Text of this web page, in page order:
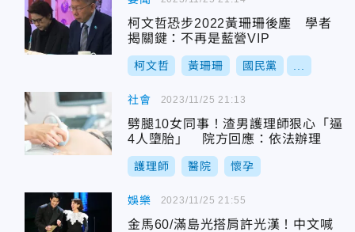
柯文哲恐步2022黃珊珊後塵 學者
揭關鍵：不再是藍營VIP
柯文哲 黃珊珊 國民黨
社會
劈腿10女同事！渣男護理師狠心「逼
4人墮胎」 院方回應：依法辦理
護理師 醫院 懷孕
2023/11/25 21:13
娛樂
金馬60/滿島光搭肩許光漢！中文喊
2023/11/25 21:55